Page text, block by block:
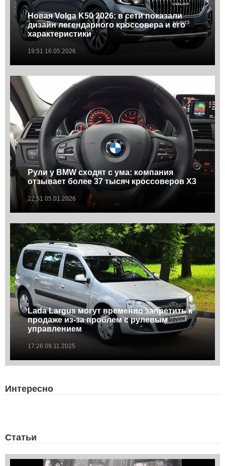
Новая Volga K50 2026: в сети показали
дизайн легендарного кроссовера и его
характеристики
19:51 16.05.2026
Рули у BMW сходят с ума: компания
отзывает более 37 тысяч кроссоверов X3
22:51 05.01.2026
Lada Largus могут временно запретить к
продаже из-за проблем с рулевым
управлением
17:26 09.11.2025
Интересно
Статьи